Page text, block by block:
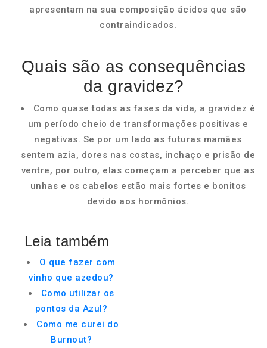
apresentam na sua composição ácidos que são
contraindicados.
Quais são as consequências
da gravidez?
Como quase todas as fases da vida, a gravidez é
um período cheio de transformações positivas e
negativas. Se por um lado as futuras mamães
sentem azia, dores nas costas, inchaço e prisão de
ventre, por outro, elas começam a perceber que as
unhas e os cabelos estão mais fortes e bonitos
devido aos hormônios.
Leia também
O que fazer com
vinho que azedou?
Como utilizar os
pontos da Azul?
Como me curei do
Burnout?